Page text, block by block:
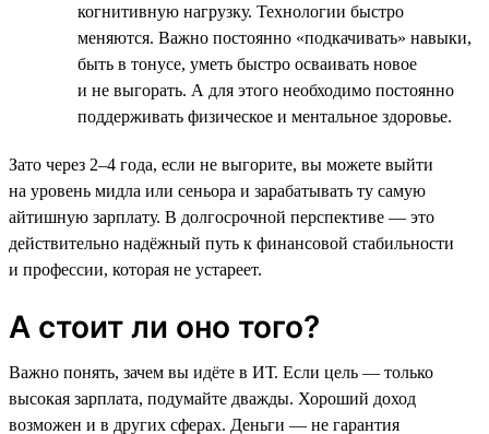
когнитивную нагрузку. Технологии быстро
меняются. Важно постоянно «подкачивать» навыки,
быть в тонусе, уметь быстро осваивать новое
и не выгорать. А для этого необходимо постоянно
поддерживать физическое и ментальное здоровье.
Зато через 2–4 года, если не выгорите, вы можете выйти
на уровень мидла или сеньора и зарабатывать ту самую
айтишную зарплату. В долгосрочной перспективе — это
действительно надёжный путь к финансовой стабильности
и профессии, которая не устареет.
А стоит ли оно того?
Важно понять, зачем вы идёте в ИТ. Если цель — только
высокая зарплата, подумайте дважды. Хороший доход
возможен и в других сферах. Деньги — не гарантия